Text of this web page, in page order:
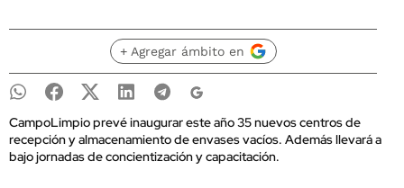
+ Agregar ámbito en
CampoLimpio prevé inaugurar este año 35 nuevos centros de
recepción y almacenamiento de envases vacíos. Además llevará a
bajo jornadas de concientización y capacitación.